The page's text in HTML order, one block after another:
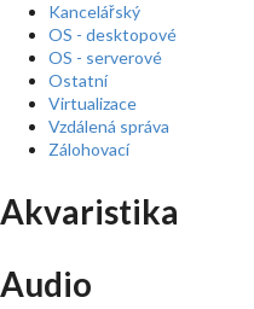
Kancelářský
OS - desktopové
OS - serverové
Ostatní
Virtualizace
Vzdálená správa
Zálohovací
Akvaristika
Audio